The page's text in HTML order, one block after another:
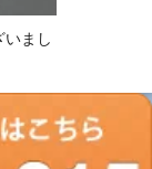
いまし